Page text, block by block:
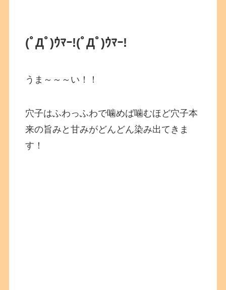
(ﾟДﾟ)ｳﾏｰ!(ﾟДﾟ)ｳﾏｰ!
うま～～～い！！
穴子はふわっふわで噛めば噛むほど穴子本
来の旨みと甘みがどんどん染み出てきま
す！